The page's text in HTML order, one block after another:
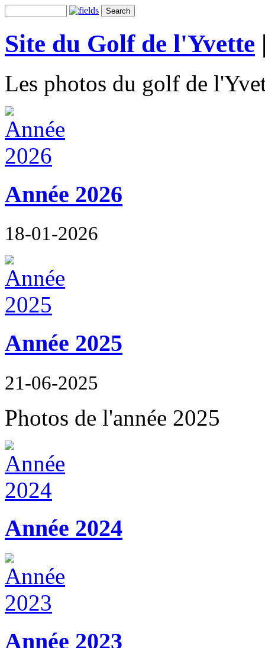
Site du Golf de l'Yvette
Les photos du golf de
Année 2026
18-01-2026
Année 2025
21-06-2025
Photos de l'année 2025
Année 2024
Année 2023